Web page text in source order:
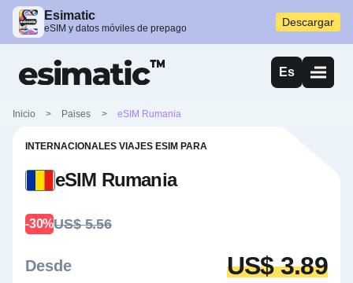
Esimatic
eSIM y datos móviles de prepago Descargar
Es
Inicio > Paises > eSIM Rumania
INTERNACIONALES VIAJES ESIM PARA
eSIM Rumania
-30%US$ 5.56
Desde US$ 3.89